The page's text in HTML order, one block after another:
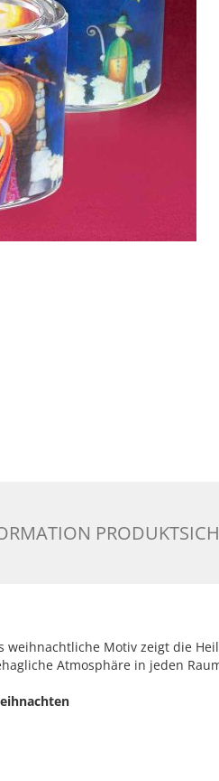
weihnachtliche Motiv zeigt die
Atmosphäre in jeden